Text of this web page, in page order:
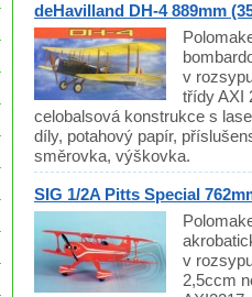
deHavilland DH-4 889mm
v
třídy AXI
celobalsová konstrukce s
díly, potahový papír,
směrovka, výškovka.
SIG 1/2A Pitts Special
v
2,5ccm